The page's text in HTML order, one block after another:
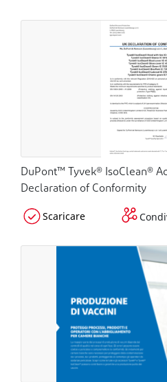
DuPont™ Tyvek® IsoClean®
Declaration of Conformity
Scaricare